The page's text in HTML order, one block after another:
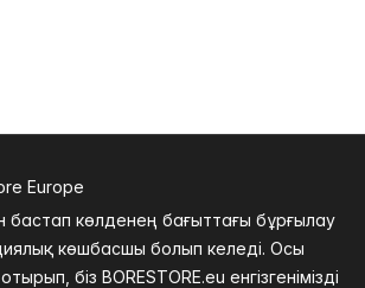
көлденең бағыттағы бұрғылау
көшбасшы болып келеді. Осы
біз BORESTORE.eu енгізгенімізді